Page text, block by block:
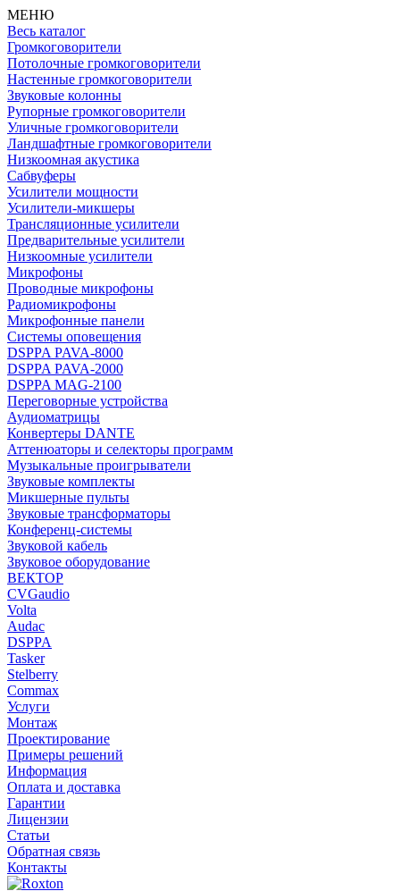
МЕНЮ
Весь каталог
Громкоговорители
Потолочные громкоговорители
Настенные громкоговорители
Звуковые колонны
Рупорные громкоговорители
Уличные громкоговорители
Ландшафтные громкоговорители
Низкоомная акустика
Сабвуферы
Усилители мощности
Усилители-микшеры
Трансляционные усилители
Предварительные усилители
Низкоомные усилители
Микрофоны
Проводные микрофоны
Радиомикрофоны
Микрофонные панели
Системы оповещения
DSPPA PAVA-8000
DSPPA PAVA-2000
DSPPA MAG-2100
Переговорные устройства
Аудиоматрицы
Конвертеры DANTE
Аттенюаторы и селекторы программ
Музыкальные проигрыватели
Звуковые комплекты
Микшерные пульты
Звуковые трансформаторы
Конференц-системы
Звуковой кабель
Звуковое оборудование
ВЕКТОР
CVGaudio
Volta
Audac
DSPPA
Tasker
Stelberry
Commax
Услуги
Монтаж
Проектирование
Примеры решений
Информация
Оплата и доставка
Гарантии
Лицензии
Статьи
Обратная связь
Контакты